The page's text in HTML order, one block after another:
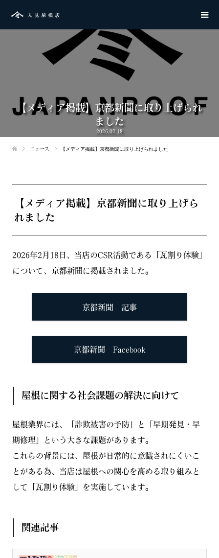
【メディア掲載】京都新聞に取り上げられ
ました
2026.02.18
ニュース 【メディア掲載】京都新聞に取り上げられました
【メディア掲載】京都新聞に取り上げら
れました
2026年2月18日、当店のCSR活動である「瓦割り体験」
について、京都新聞に掲載されました。
京都新聞 記事
京都新聞 Facebook
屋根に関する社会課題の解決に向けて
屋根業界には、「詐欺被害の予防」と「早期発見・早
期修理」という大きな課題があります。
これらの背景には、屋根が日常的に意識されにくいこ
とがある為、当店は屋根への関心を高める取り組みと
して「瓦割り体験」を実施しています。
関連記事